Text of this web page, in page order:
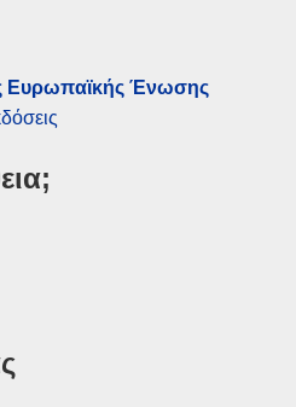
Ευρωπαϊκής Ένωσης